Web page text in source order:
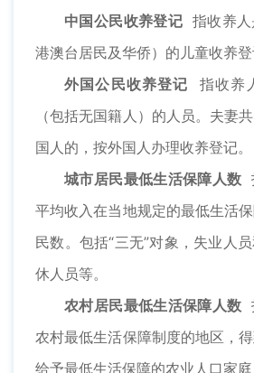
中国公民收养登记 指收养
港澳台居民及华侨）的儿童收养登
外国公民收养登记 指收养
（包括无国籍人）的人员。夫妻
国人的，按外国人办理收养登记。
城市居民最低生活保障人数
平均收入在当地规定的最低生活
民数。包括“三无”对象，失业人
休人员等。
农村居民最低生活保障人数
农村最低生活保障制度的地区，
给予最低生活保障的农业人口家庭